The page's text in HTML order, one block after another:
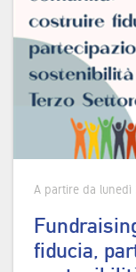
A partire da
fiducia,